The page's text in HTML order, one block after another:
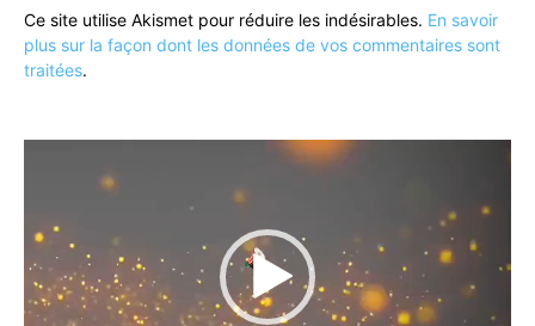
Ce site utilise Akismet pour réduire les indésirables. En savoir
plus sur la façon dont les données de vos commentaires sont
traitées.